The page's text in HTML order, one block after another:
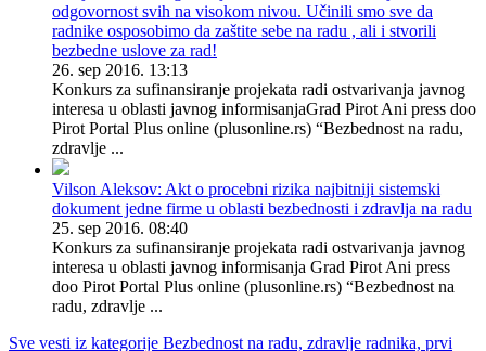
Sladjana Purić: Tigar ad je složen sistem, utoliko je
odgovornost svih na visokom nivou. Učinili smo sve da
radnike osposobimo da zaštite sebe na radu , ali i stvorili
bezbedne uslove za rad!
26. sep 2016. 13:13
Konkurs za sufinansiranje projekata radi ostvarivanja javnog
interesa u oblasti javnog informisanjaGrad Pirot Ani press doo
Pirot Portal Plus online (plusonline.rs) “Bezbednost na radu,
zdravlje ...
Vilson Aleksov: Akt o procebni rizika najbitniji sistemski
dokument jedne firme u oblasti bezbednosti i zdravlja na radu
25. sep 2016. 08:40
Konkurs za sufinansiranje projekata radi ostvarivanja javnog
interesa u oblasti javnog informisanja Grad Pirot Ani press
doo Pirot Portal Plus online (plusonline.rs) “Bezbednost na